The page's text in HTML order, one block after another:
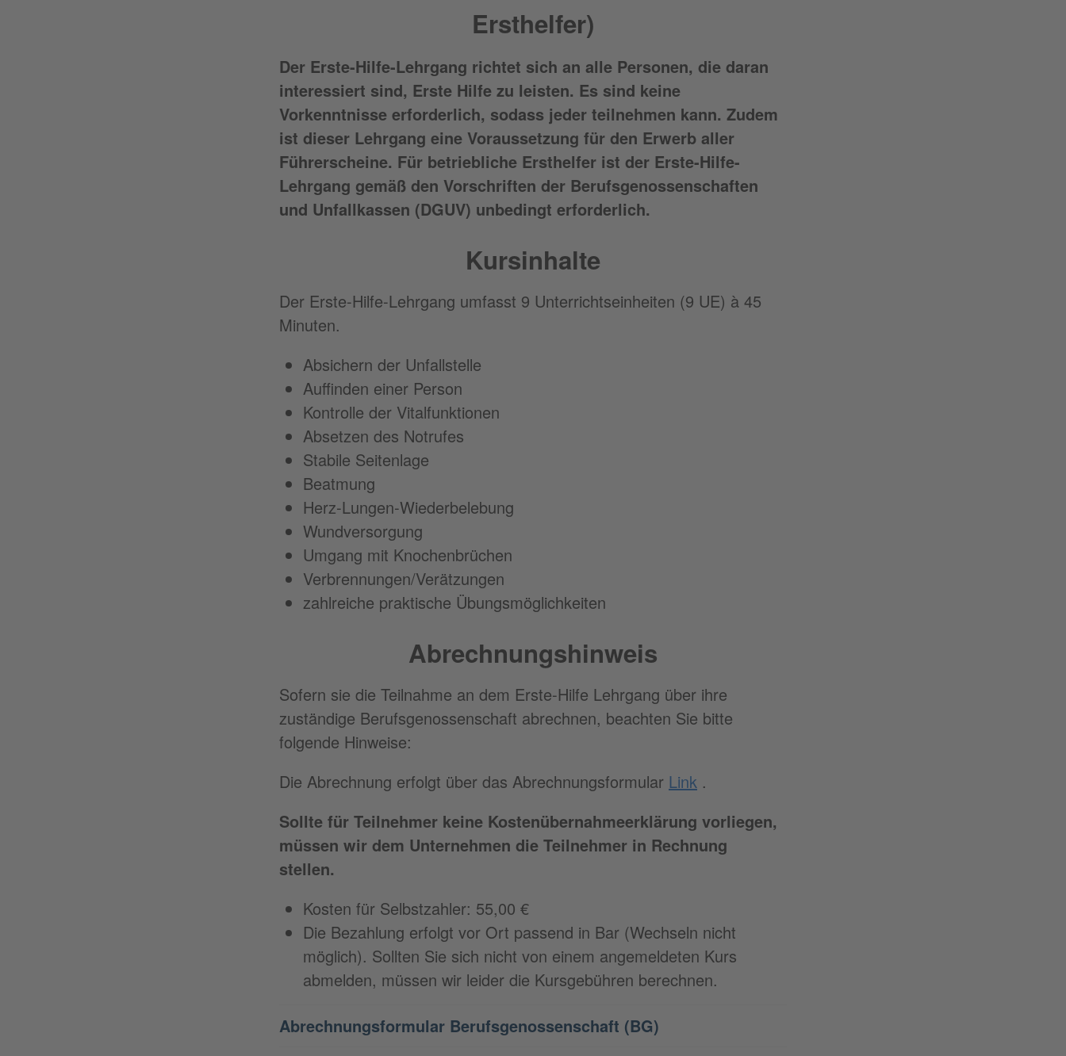
Ersthelfer)
Der Erste-Hilfe-Lehrgang richtet sich an alle Personen, die daran
interessiert sind, Erste Hilfe zu leisten. Es sind keine
Vorkenntnisse erforderlich, sodass jeder teilnehmen kann. Zudem
ist dieser Lehrgang eine Voraussetzung für den Erwerb aller
Führerscheine. Für betriebliche Ersthelfer ist der Erste-Hilfe-
Lehrgang gemäß den Vorschriften der Berufsgenossenschaften
und Unfallkassen (DGUV) unbedingt erforderlich.
Kursinhalte
Der Erste-Hilfe-Lehrgang umfasst 9 Unterrichtseinheiten (9 UE) à 45
Minuten.
Absichern der Unfallstelle
Auffinden einer Person
Kontrolle der Vitalfunktionen
Absetzen des Notrufes
Stabile Seitenlage
Beatmung
Herz-Lungen-Wiederbelebung
Wundversorgung
Umgang mit Knochenbrüchen
Verbrennungen/Verätzungen
zahlreiche praktische Übungsmöglichkeiten
Abrechnungshinweis
Sofern sie die Teilnahme an dem Erste-Hilfe Lehrgang über ihre
zuständige Berufsgenossenschaft abrechnen, beachten Sie bitte
folgende Hinweise:
Die Abrechnung erfolgt über das Abrechnungsformular Link .
Sollte für Teilnehmer keine Kostenübernahmeerklärung vorliegen,
müssen wir dem Unternehmen die Teilnehmer in Rechnung
stellen.
Kosten für Selbstzahler: 55,00 €
Die Bezahlung erfolgt vor Ort passend in Bar (Wechseln nicht
möglich). Sollten Sie sich nicht von einem angemeldeten Kurs
abmelden, müssen wir leider die Kursgebühren berechnen.
Abrechnungsformular Berufsgenossenschaft (BG)